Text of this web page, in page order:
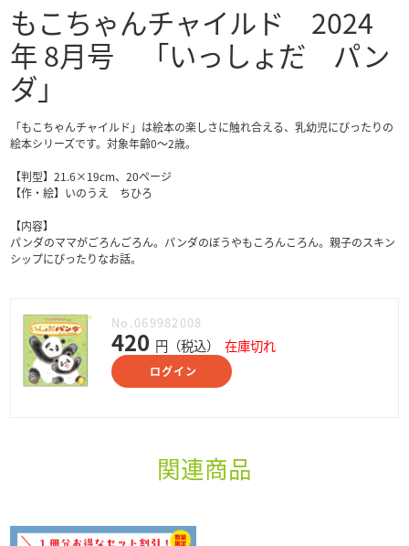
もこちゃんチャイルド 2024
年 8月号 「いっしょだ パン
ダ」
「もこちゃんチャイルド」は絵本の楽しさに触れ合える、乳幼児にぴったりの
絵本シリーズです。対象年齢0～2歳。
【判型】21.6×19cm、20ページ
【作・絵】いのうえ ちひろ
【内容】
パンダのママがごろんごろん。パンダのぼうやもころんころん。親子のスキン
シップにぴったりなお話。
No.069982008
420 円（税込） 在庫切れ
ログイン
関連商品